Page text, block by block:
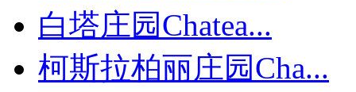
白塔庄园Chatea...
柯斯拉柏丽庄园Cha...